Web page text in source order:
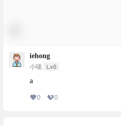
iehong
小喵 Lv0
a
0 0